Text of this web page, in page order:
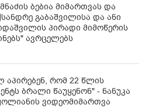
ინსტიტუტის
გაამახვილა
კიდევ უფრო მეტად
- ნათქვამია
ბებია მიმართვას და
გაბაშვილისა და ანი
პირადი მიმოწერის
ავრცელებს
აპირებენ, რომ 22 წლის
ბრალი წაუყენონ" - ნანუკა
ვიდეომიმართვა